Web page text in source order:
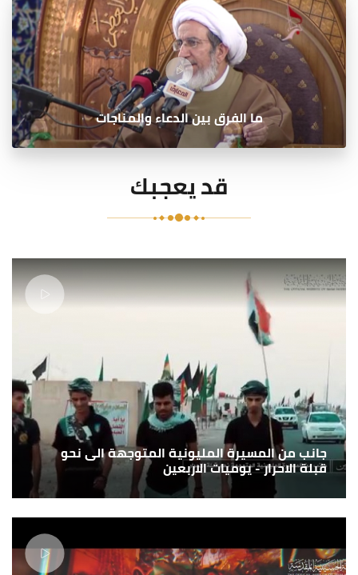
ما الفرق بين الدعاء والمناجات
قد يعجبك
جانب من المسيرة المليونية المتوجهة الى نحو
قبلة الاحرار - يوميات الاربعين